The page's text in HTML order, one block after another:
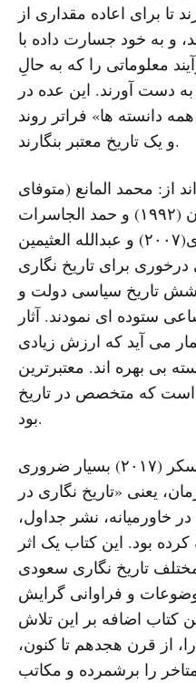
برای اعاده مقداری از
و به خود جسارت داده با
معلوماتی را که به حالِ
دست آورند. این عده در
دانسته ها» فراتر روند
و یک تاریخ معتبر بنگارند.
از: محمد المانع (متوفای
۱۹۸۷) و محمد حسین زیدان (۱۹۹۲) و حمد الجاسرات
(۲۰۰۰) و عبد العزیز التویجری(۲۰۰۷) و عبدالله العثیمین
درخوری برای تاریخ نگاری
تاریخ سیاسی دولت و
ستوده ای نمودند. آثار
می آید که ارزش زیادی
بی بهره اند. معتبرترین
است که متخصص در تاریخ
بود.
التبه ذکر کارهای عبدالله العسکر (۲۰۱۷) بسیار ضروری
یعنی «تاریخ نگاری در
خاورمیانه، نشر جداول،
ترجمه کرده بود. این کتاب یک اثر
تاریخ نگاری سعودی
و فراوانی گرایش
کتاب اضافه بر این تلاش
از قرن هجدهم تا کنون،
را برشمرده و مکاتب